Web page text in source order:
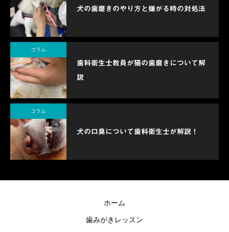
犬の歯磨きのやり方と嫌がる時の対処法
コラム
歯科衛生士教員が猫の歯磨きについて解
説
コラム
犬の口臭について歯科衛生士が解説！
ホーム
歯みがきレッスン